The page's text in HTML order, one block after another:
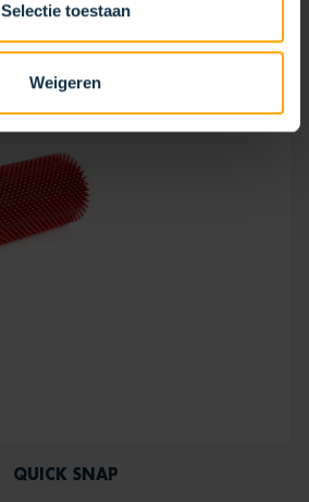
Selectie toestaan
Weigeren
QUICK SNAP